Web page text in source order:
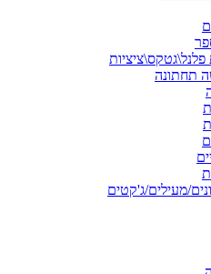
פלנל\גטקס\ציציות
תחתונה
מעילים/ג'קטים